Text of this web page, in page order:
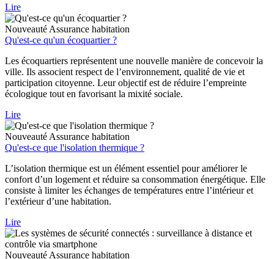
Lire
Nouveauté Assurance habitation
Qu'est-ce qu'un écoquartier ?
Les écoquartiers représentent une nouvelle manière de concevoir la
ville. Ils associent respect de l’environnement, qualité de vie et
participation citoyenne. Leur objectif est de réduire l’empreinte
écologique tout en favorisant la mixité sociale.
Lire
Nouveauté Assurance habitation
Qu'est-ce que l'isolation thermique ?
L’isolation thermique est un élément essentiel pour améliorer le
confort d’un logement et réduire sa consommation énergétique. Elle
consiste à limiter les échanges de températures entre l’intérieur et
l’extérieur d’une habitation.
Lire
Nouveauté Assurance habitation